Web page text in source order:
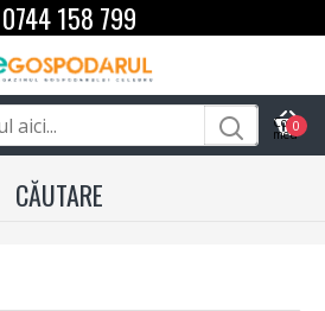
0744 158 799
0
CĂUTARE